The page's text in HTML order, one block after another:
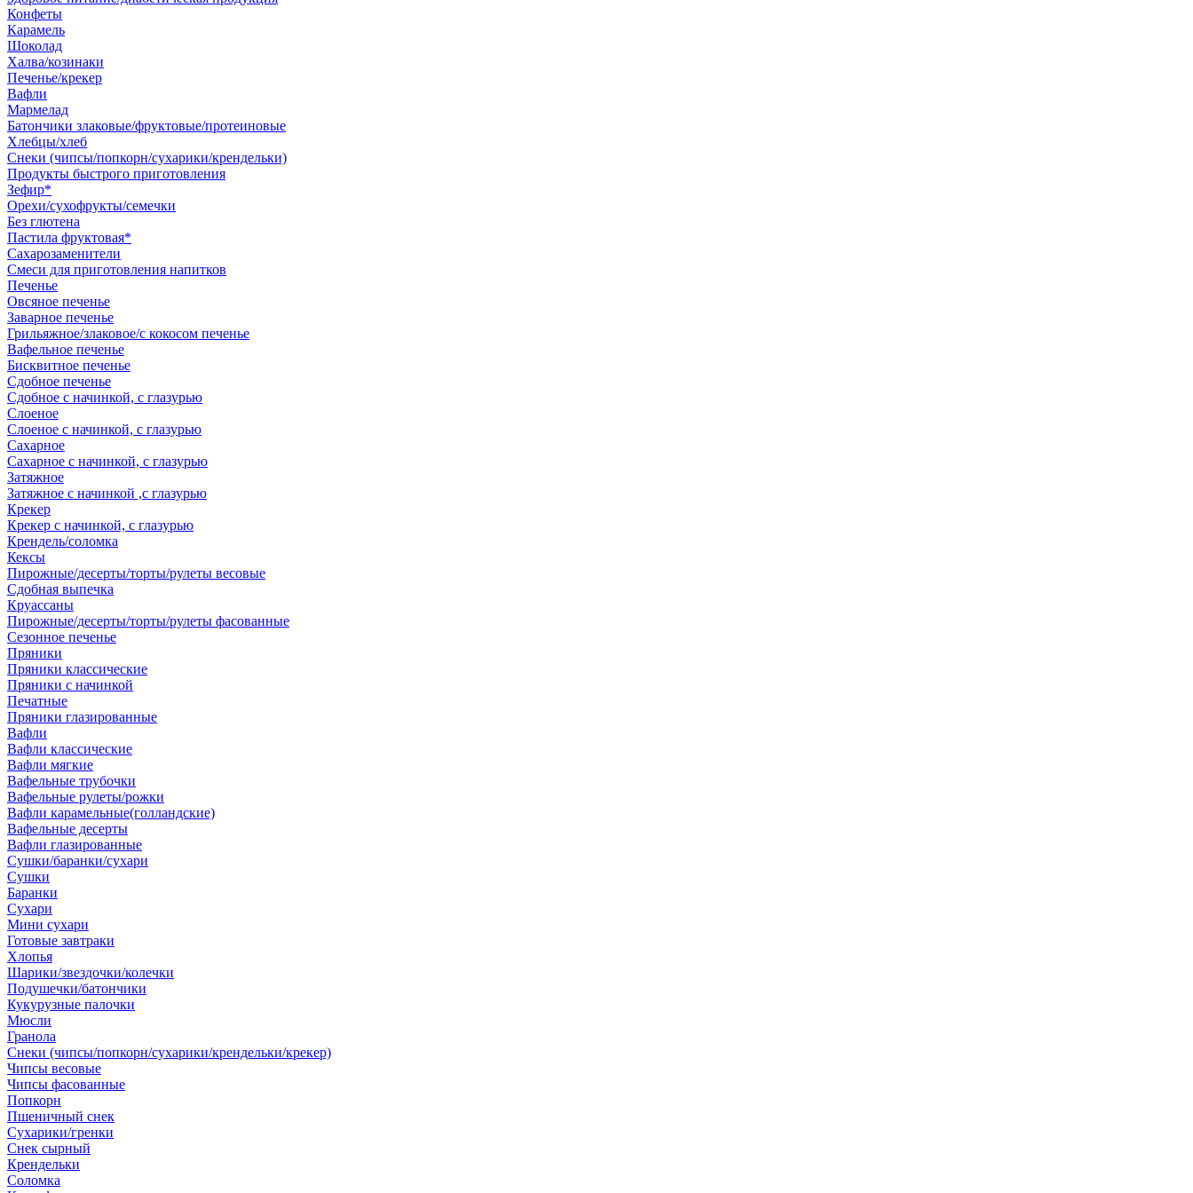
Конфеты
Карамель
Шоколад
Халва/козинаки
Печенье/крекер
Вафли
Мармелад
Батончики злаковые/фруктовые/протеиновые
Хлебцы/хлеб
Снеки (чипсы/попкорн/сухарики/крендельки)
Продукты быстрого приготовления
Зефир*
Орехи/сухофрукты/семечки
Без глютена
Пастила фруктовая*
Сахарозаменители
Смеси для приготовления напитков
Печенье
Овсяное печенье
Заварное печенье
Грильяжное/злаковое/с кокосом печенье
Вафельное печенье
Бисквитное печенье
Сдобное печенье
Сдобное с начинкой, с глазурью
Слоеное
Слоеное с начинкой, с глазурью
Сахарное
Сахарное с начинкой, с глазурью
Затяжное
Затяжное с начинкой ,с глазурью
Крекер
Крекер с начинкой, с глазурью
Крендель/соломка
Кексы
Пирожные/десерты/торты/рулеты весовые
Сдобная выпечка
Круассаны
Пирожные/десерты/торты/рулеты фасованные
Сезонное печенье
Пряники
Пряники классические
Пряники с начинкой
Печатные
Пряники глазированные
Вафли
Вафли классические
Вафли мягкие
Вафельные трубочки
Вафельные рулеты/рожки
Вафли карамельные(голландские)
Вафельные десерты
Вафли глазированные
Сушки/баранки/сухари
Сушки
Баранки
Сухари
Мини сухари
Готовые завтраки
Хлопья
Шарики/звездочки/колечки
Подушечки/батончики
Кукурузные палочки
Мюсли
Гранола
Снеки (чипсы/попкорн/сухарики/крендельки/крекер)
Чипсы весовые
Чипсы фасованные
Попкорн
Пшеничный снек
Сухарики/гренки
Снек сырный
Крендельки
Соломка